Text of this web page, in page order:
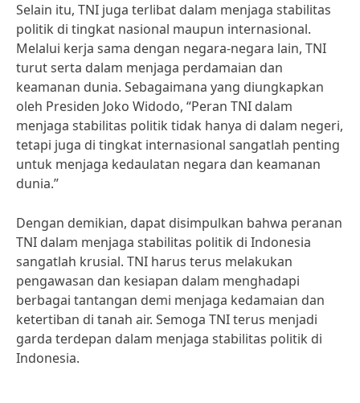
Selain itu, TNI juga terlibat dalam menjaga stabilitas
politik di tingkat nasional maupun internasional.
Melalui kerja sama dengan negara-negara lain, TNI
turut serta dalam menjaga perdamaian dan
keamanan dunia. Sebagaimana yang diungkapkan
oleh Presiden Joko Widodo, “Peran TNI dalam
menjaga stabilitas politik tidak hanya di dalam negeri,
tetapi juga di tingkat internasional sangatlah penting
untuk menjaga kedaulatan negara dan keamanan
dunia.”
Dengan demikian, dapat disimpulkan bahwa peranan
TNI dalam menjaga stabilitas politik di Indonesia
sangatlah krusial. TNI harus terus melakukan
pengawasan dan kesiapan dalam menghadapi
berbagai tantangan demi menjaga kedamaian dan
ketertiban di tanah air. Semoga TNI terus menjadi
garda terdepan dalam menjaga stabilitas politik di
Indonesia.